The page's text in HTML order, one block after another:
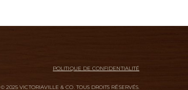
POLITIQUE DE CONFIDENTIALITÉ
© 2025 VICTORIAVILLE & CO. TOUS DROITS RÉSERVÉS.